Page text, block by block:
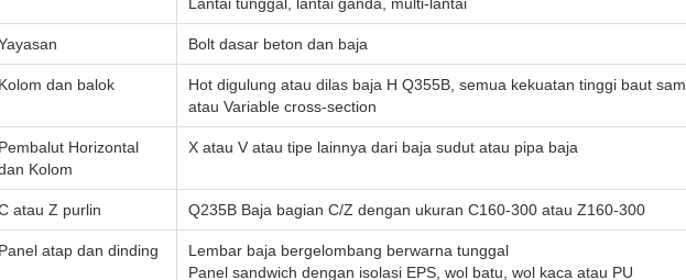
Bolt dasar beton dan baja
dan balok
Hot digulung atau dilas baja H Q355B, semua kekuatan tinggi baut
atau Variable cross-section
Horizontal
Kolom
X atau V atau tipe lainnya dari baja sudut atau pipa baja
atau Z purlin Q235B Baja bagian C/Z dengan ukuran C160-300 atau Z160-300
atap dan dinding
Lembar baja bergelombang berwarna tunggal
Panel sandwich dengan isolasi EPS, wol batu, wol kaca atau PU